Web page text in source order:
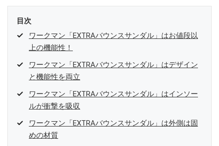
目次
ワークマン「EXTRAバウンスサンダル」はお値段以
上の機能性！
ワークマン「EXTRAバウンスサンダル」はデザイン
と機能性を両立
ワークマン「EXTRAバウンスサンダル」はインソー
ルが衝撃を吸収
ワークマン「EXTRAバウンスサンダル」は外側は固
めの材質